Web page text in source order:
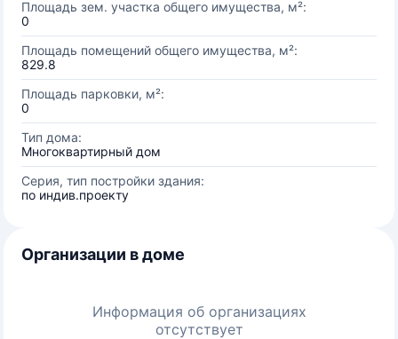
Площадь зем. участка общего имущества, м²:
0
Площадь помещений общего имущества, м²:
829.8
Площадь парковки, м²:
0
Тип дома:
Многоквартирный дом
Серия, тип постройки здания:
по индив.проекту
Организации в доме
Информация об организациях
отсутствует